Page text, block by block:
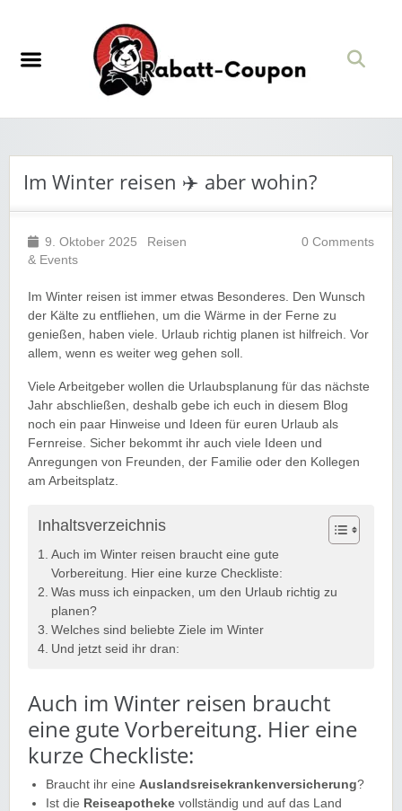
Im Winter reisen ✈️ aber wohin?
9. Oktober 2025
Reisen
& Events
0 Comments
Im Winter reisen ist immer etwas Besonderes. Den Wunsch
der Kälte zu entfliehen, um die Wärme in der Ferne zu
genießen, haben viele. Urlaub richtig planen ist hilfreich. Vor
allem, wenn es weiter weg gehen soll.
Viele Arbeitgeber wollen die Urlaubsplanung für das nächste
Jahr abschließen, deshalb gebe ich euch in diesem Blog
noch ein paar Hinweise und Ideen für euren Urlaub als
Fernreise. Sicher bekommt ihr auch viele Ideen und
Anregungen von Freunden, der Familie oder den Kollegen
am Arbeitsplatz.
Inhaltsverzeichnis
Auch im Winter reisen braucht eine gute
Vorbereitung. Hier eine kurze Checkliste:
Was muss ich einpacken, um den Urlaub richtig zu
planen?
Welches sind beliebte Ziele im Winter
Und jetzt seid ihr dran:
Auch im Winter reisen braucht
eine gute Vorbereitung. Hier eine
kurze Checkliste:
Braucht ihr eine Auslandsreisekrankenversicherung?
Ist die Reiseapotheke vollständig und auf das Land